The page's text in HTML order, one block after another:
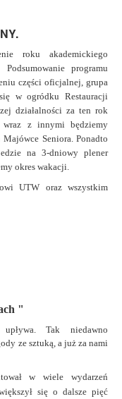
roku akademickiego
Podsumowanie programu
części oficjalnej, grupa
w ogródku Restauracji
działalności za ten rok
wraz z innymi będziemy
Seniora. Ponadto
na 3-dniowy plener
okres wakacji.
UTW oraz wszystkim
"
Tak niedawno
ze sztuką, a już za nami
w wiele wydarzeń
się o dalsze pięć